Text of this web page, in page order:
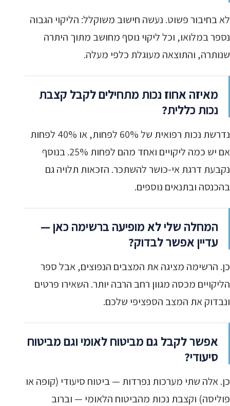
לא בחיבור פשוט. נעשה חישוב משוקלל: הליקוי הגבוה
נספר במלואו, וכל ליקוי נוסף מחושב מתוך היתרה
שנותרה, והתוצאה מעוגלת כלפי מעלה.
מאיזה אחוז נכות מתחילים לקבל קצבת
נכות כללית?
נדרשת נכות רפואית של 60% לפחות, או 40% לפחות
אם יש כמה ליקויים ואחד מהם לפחות 25%. בנוסף
נקבעת דרגת אי-כושר להשתכר. הזכאות תלויה גם
בהכנסה ובתנאים נוספים.
המחלה שלי לא מופיעה ברשימה כאן —
עדיין אפשר לבדוק?
כן. הרשימה מציגה את המצבים הנפוצים, אבל ספר
הליקויים מכסה מגוון רחב הרבה יותר. השאירו פרטים
ונבדוק את המצב הספציפי שלכם.
אפשר לקבל גם מביטוח לאומי וגם מביטוח
סיעודי?
כן. אלה שתי מערכות נפרדות — ביטוח סיעודי (קופה או
פוליסה) וקצבת נכות מהביטוח הלאומי — וברוב